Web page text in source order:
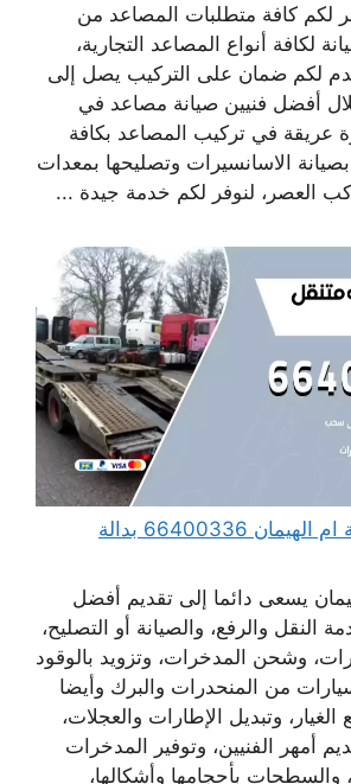
لكم كافة متطلبات المصاعد من
لكافة أنواع المصاعد التجارية،
لكم ضمان على التركيب يصل إلى
أفضل فنيين صيانة مصاعد في
عريقة في تركيب المصاعد بكافة
الاسانسيرات وتصليحها بمعدات
العصر، لنوفر لكم خدمة جيدة ...
ونش كرين سطحة ام الهيمان 66400336 بدالة
يسعى دائما إلى تقديم أفضل
النقل والرفع، والصيانة أو التصليح،
وشحن المدخرات، وتزويد بالوقود
من المنحدرات والبرك وأيضا
الغيار، وتبديل الإطارات والعجلات،
أمهر الفنيين، وتوفير المدخرات
والسطحات بأحجامها وأشكالها،